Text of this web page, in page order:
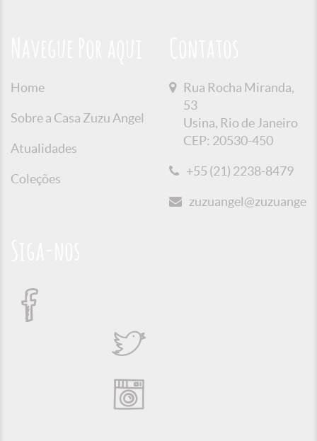
Home
Sobre a Casa Zuzu Angel
Atualidades
Coleções
Rua Rocha Miranda,
53
Usina, Rio de Janeiro
CEP: 20530-450
+55 (21) 2238-8479